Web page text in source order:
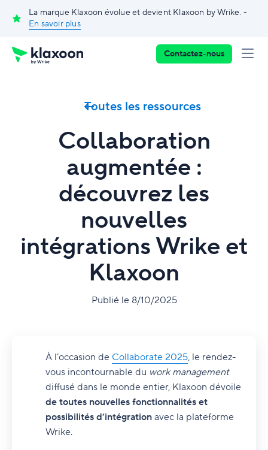
La marque Klaxoon évolue et devient Klaxoon by Wrike. -
En savoir plus
Contactez-nous
Toutes les ressources
Collaboration
augmentée :
découvrez les
nouvelles
intégrations Wrike et
Klaxoon
Publié le 8/10/2025
À l’occasion de Collaborate 2025, le rendez-
vous incontournable du work management
diffusé dans le monde entier, Klaxoon dévoile
de toutes nouvelles fonctionnalités et
possibilités d’intégration avec la plateforme
Wrike.